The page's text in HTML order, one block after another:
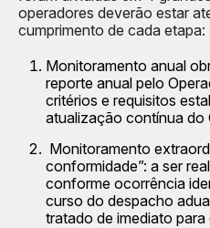
operadores deverão estar
cumprimento de cada etapa:
Monitoramento anual
reporte anual pelo
critérios e requisitos
atualização contínua do
Monitoramento
conformidade”: a ser
conforme ocorrência
curso do despacho
tratado de imediato